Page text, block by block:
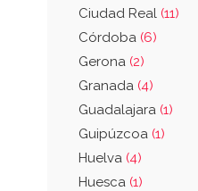
Ciudad Real (11)
Córdoba (6)
Gerona (2)
Granada (4)
Guadalajara (1)
Guipúzcoa (1)
Huelva (4)
Huesca (1)